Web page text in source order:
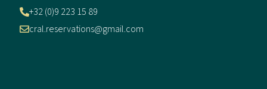
+32 (0)9 223 15 89
cral.reservations@gmail.com